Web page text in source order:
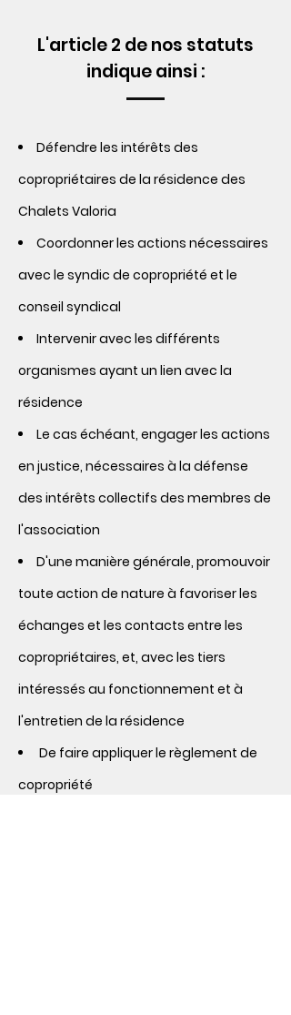
L'article 2 de nos statuts
indique ainsi :
Défendre les intérêts des
copropriétaires de la résidence des
Chalets Valoria
Coordonner les actions nécessaires
avec le syndic de copropriété et le
conseil syndical
Intervenir avec les différents
organismes ayant un lien avec la
résidence
Le cas échéant, engager les actions
en justice, nécessaires à la défense
des intérêts collectifs des membres de
l'association
D'une manière générale, promouvoir
toute action de nature à favoriser les
échanges et les contacts entre les
copropriétaires, et, avec les tiers
intéressés au fonctionnement et à
l'entretien de la résidence
De faire appliquer le règlement de
copropriété